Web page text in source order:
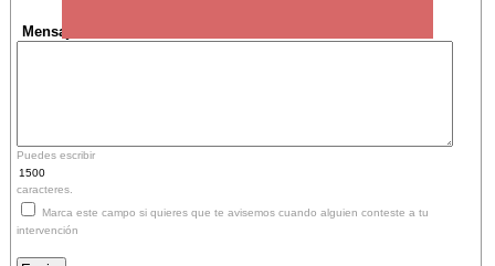
Mensaje:
Puedes escribir
caracteres.
Marca este campo si quieres que te avisemos cuando alguien conteste a tu
intervención